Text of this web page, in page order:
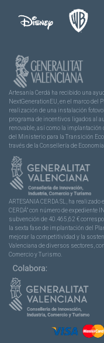
Artesanía Cerdá ha recibido una
NextGenerationEU, en el marco del
realización de una instalación
programa de incentivos ligados al
renovable, así como la
del Ministerio para la Transición
través de la Consellería de
ARTESANIA CERDA SL, ha realizado
CERDÁ” con número de
subvención de 40.465,62 €
la sexta fase de implantación del
mejorar la competitividad y la
Valenciana de diversos sectores,
Comercio y Turismo.